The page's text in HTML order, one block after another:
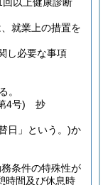
就業上の措置を
し必要な事項
。
4号) 抄
日」という。)か
条件の特殊性が
時間及び休息時